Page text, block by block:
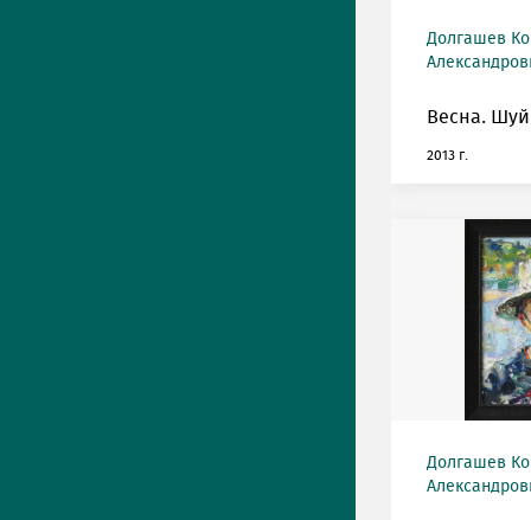
Долгашев
Весна.
2013 г.
Долгашев